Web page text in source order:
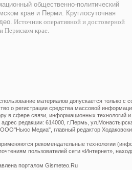
общественно-политический
крае и Перми. Круглосуточная
Источник оперативной и достоверной
Пермском крае.
материалов допускается только с
о регистрации средства массовой
в сфере связи, информационных технологий
редакции: 614000, г.Пермь,
Медиа", главный редактор
рекомендательные технологии
пользователей сети «Интернет»,
порталом Gismeteo.Ru